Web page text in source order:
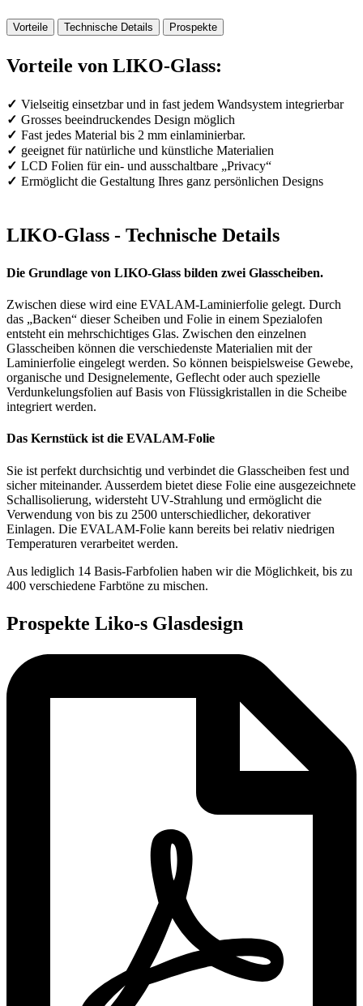
Vorteile Technische Details Prospekte
Vorteile von LIKO-Glass:
Vielseitig einsetzbar und in fast jedem Wandsystem integrierbar
Grosses beeindruckendes Design möglich
Fast jedes Material bis 2 mm einlaminierbar.
geeignet für natürliche und künstliche Materialien
LCD Folien für ein- und ausschaltbare „Privacy“
Ermöglicht die Gestaltung Ihres ganz persönlichen Designs
LIKO-Glass - Technische Details
Die Grundlage von LIKO-Glass bilden zwei Glasscheiben.
Zwischen diese wird eine EVALAM-Laminierfolie gelegt. Durch
das „Backen“ dieser Scheiben und Folie in einem Spezialofen
entsteht ein mehrschichtiges Glas. Zwischen den einzelnen
Glasscheiben können die verschiedenste Materialien mit der
Laminierfolie eingelegt werden. So können beispielsweise Gewebe,
organische und Designelemente, Geflecht oder auch spezielle
Verdunkelungsfolien auf Basis von Flüssigkristallen in die Scheibe
integriert werden.
Das Kernstück ist die EVALAM-Folie
Sie ist perfekt durchsichtig und verbindet die Glasscheiben fest und
sicher miteinander. Ausserdem bietet diese Folie eine ausgezeichnete
Schallisolierung, widersteht UV-Strahlung und ermöglicht die
Verwendung von bis zu 2500 unterschiedlicher, dekorativer
Einlagen. Die EVALAM-Folie kann bereits bei relativ niedrigen
Temperaturen verarbeitet werden.
Aus lediglich 14 Basis-Farbfolien haben wir die Möglichkeit, bis zu
400 verschiedene Farbtöne zu mischen.
Prospekte Liko-s Glasdesign